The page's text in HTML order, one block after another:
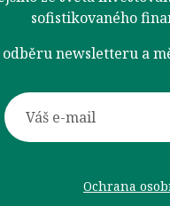
sofistikovaného
newsletteru a
Ochrana